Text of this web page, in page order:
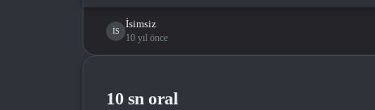
İS
İsimsiz
10 yıl önce
10 sn oral